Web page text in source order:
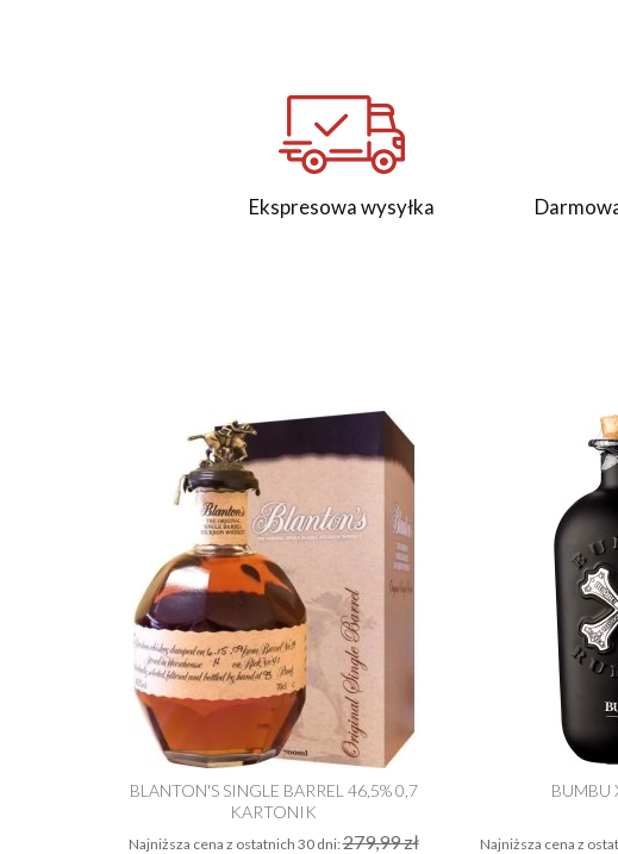
Ekspresowa wysyłka
BLANTON'S SINGLE BARREL 46,5% 0,7
KARTONIK
Najniższa cena z ostatnich 30 dni:279,99 zł
BUMBU
Najniższa cena z